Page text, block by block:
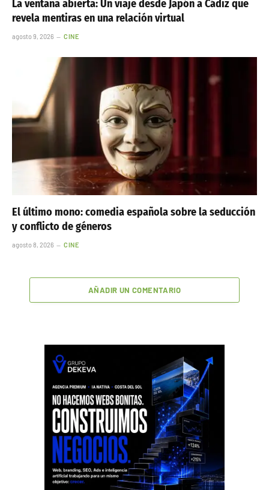
La ventana abierta: Un viaje desde Japón a Cádiz que
revela mentiras en una relación virtual
agosto 9, 2026 CINE
El último mono: comedia española sobre la seducción
y conflicto de géneros
agosto 8, 2026 CINE
AÑADIR UN COMENTARIO